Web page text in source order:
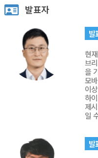
발표자
발
현
브
을
모
이
하
제
일
발